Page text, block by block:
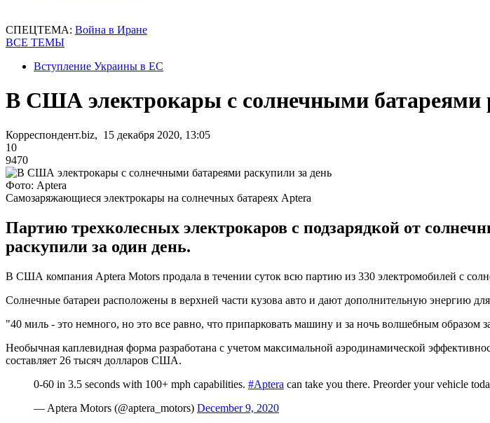
СПЕЦТЕМА: Война в Иране
ВСЕ ТЕМЫ
Вступление Украины в ЕС
В США электрокары с солнечными батареями
Корреспондент.biz, 15 декабря 2020, 13:05
10
9470
Фото: Aptera
Самозаряжающиеся электрокары на солнечных батареях Aptera
Партию трехколесных электрокаров с подзарядкой от
раскупили за один день.
В США компания Aptera Motors продала в течении суток всю партию из 330 электромобилей с
Солнечные батареи расположены в верхней части кузова авто и дают дополнительную энергию
"40 миль - это немного, но это все равно, что припарковать машину и за ночь волшебным образом
Необычная каплевидная форма разработана с учетом максимальной аэродинамической
составляет 26 тысяч долларов США.
0-60 in 3.5 seconds with 100+ mph capabilities. #Aptera can take you there. Preorder your vehicle
— Aptera Motors (@aptera_motors) December 9, 2020